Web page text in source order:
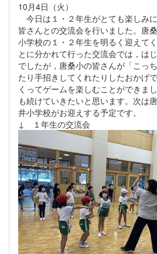
10月4日（火）
今日は１・２年生がとても楽しみ
皆さんとの交流会を行いました。唐
小学校の１・２年生を明るく迎えて
とに分かれて行った交流会では，は
でしたが，唐桑小の皆さんが「こっ
たり手招きしてくれたりしたおかげ
くってゲームを楽しむことができま
も続けていきたいと思います。次は
井小学校がお迎えする予定です。
↓ １年生の交流会